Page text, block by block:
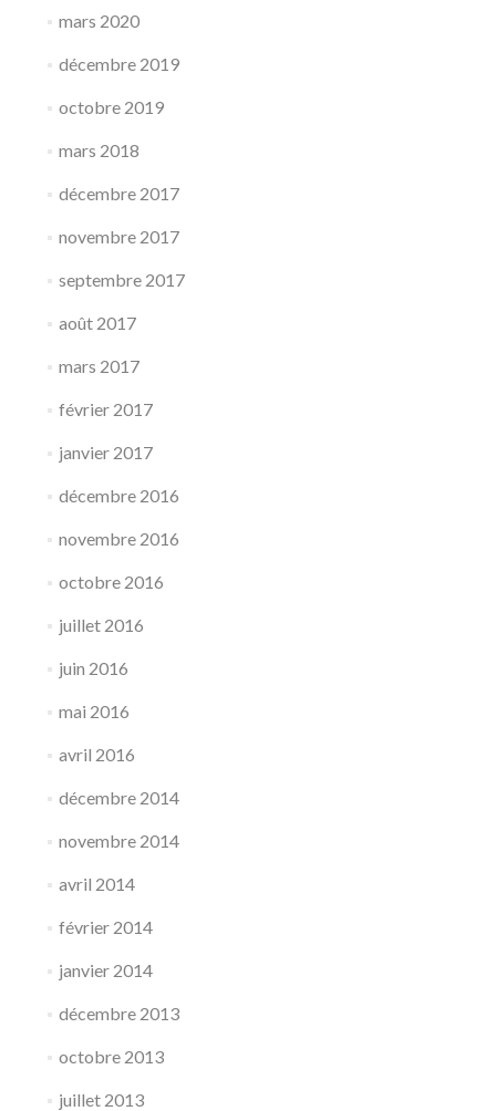
mars 2020
décembre 2019
octobre 2019
mars 2018
décembre 2017
novembre 2017
septembre 2017
août 2017
mars 2017
février 2017
janvier 2017
décembre 2016
novembre 2016
octobre 2016
juillet 2016
juin 2016
mai 2016
avril 2016
décembre 2014
novembre 2014
avril 2014
février 2014
janvier 2014
décembre 2013
octobre 2013
juillet 2013